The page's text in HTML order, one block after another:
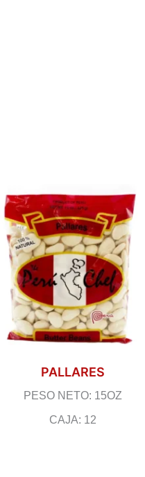
PALLARES
PESO NETO: 15OZ
CAJA: 12